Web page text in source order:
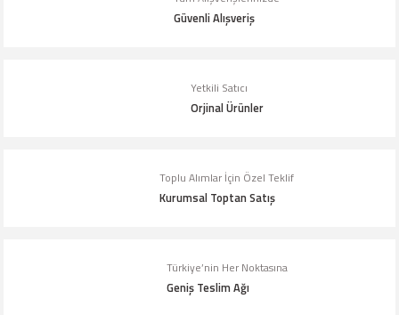
Ürün açıklamasında eksik bilgiler bulunuyor.
Ürün bilgilerinde hatalar bulunuyor.
Gönder
Güvenli Alışveriş
Yetkili Satıcı
Orjinal Ürünler
Toplu Alımlar İçin Özel Teklif
Kurumsal Toptan Satış
Türkiye’nin Her Noktasına
Geniş Teslim Ağı